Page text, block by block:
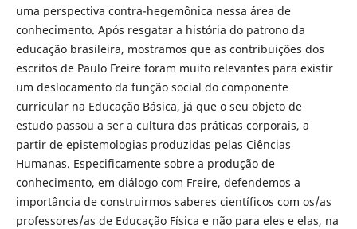
uma perspectiva contra-hegemônica nessa área de
conhecimento. Após resgatar a história do patrono da
educação brasileira, mostramos que as contribuições dos
escritos de Paulo Freire foram muito relevantes para existir
um deslocamento da função social do componente
curricular na Educação Básica, já que o seu objeto de
estudo passou a ser a cultura das práticas corporais, a
partir de epistemologias produzidas pelas Ciências
Humanas. Especificamente sobre a produção de
conhecimento, em diálogo com Freire, defendemos a
importância de construirmos saberes científicos com os/as
professores/as de Educação Física e não para eles e elas, na